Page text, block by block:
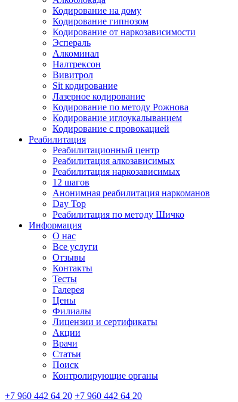
Кодирование на дому
Кодирование гипнозом
Кодирование от наркозависимости
Эспераль
Алкоминал
Налтрексон
Вивитрол
Sit кодирование
Лазерное кодирование
Кодирование по методу Рожнова
Кодирование иглоукалыванием
Кодирование с провокацией
Реабилитация
Реабилитационный центр
Реабилитация алкозависимых
Реабилитация наркозависимых
12 шагов
Анонимная реабилитация наркоманов
Day Top
Реабилитация по методу Шичко
Информация
О нас
Все услуги
Отзывы
Контакты
Тесты
Галерея
Цены
Филиалы
Лицензии и сертификаты
Акции
Врачи
Статьи
Поиск
Контролирующие органы
+7 960 442 64 20 +7 960 442 64 20